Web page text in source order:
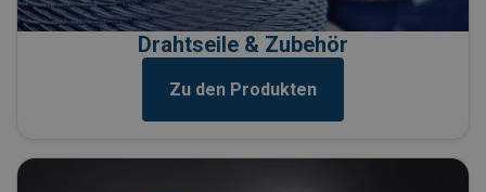
Drahtseile & Zubehör
Zu den Produkten